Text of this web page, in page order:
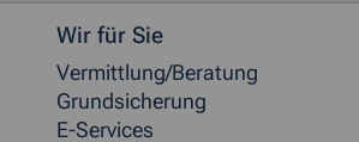
Weitere allgemeine
Wir für Sie
Vermittlung/Beratung
Grundsicherung
E-Services